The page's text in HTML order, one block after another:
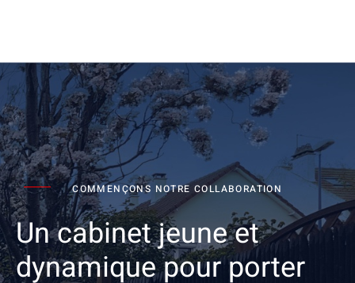
COMMENÇONS NOTRE COLLABORATION
Un cabinet jeune et
dynamique pour porter